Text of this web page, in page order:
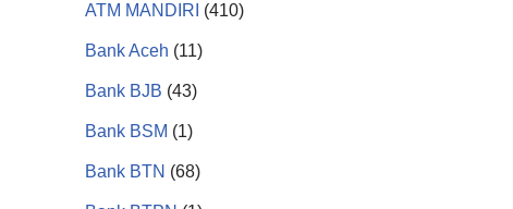
ATM MANDIRI (410)
Bank Aceh (11)
Bank BJB (43)
Bank BSM (1)
Bank BTN (68)